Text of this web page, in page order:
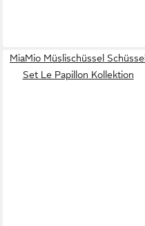
MiaMio Müslischüssel Schüssel
Set Le Papillon Kollektion